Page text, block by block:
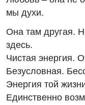
мы духи.
Она там другая.
здесь.
Чистая энергия.
Безусловная.
Энергия той
Единственно